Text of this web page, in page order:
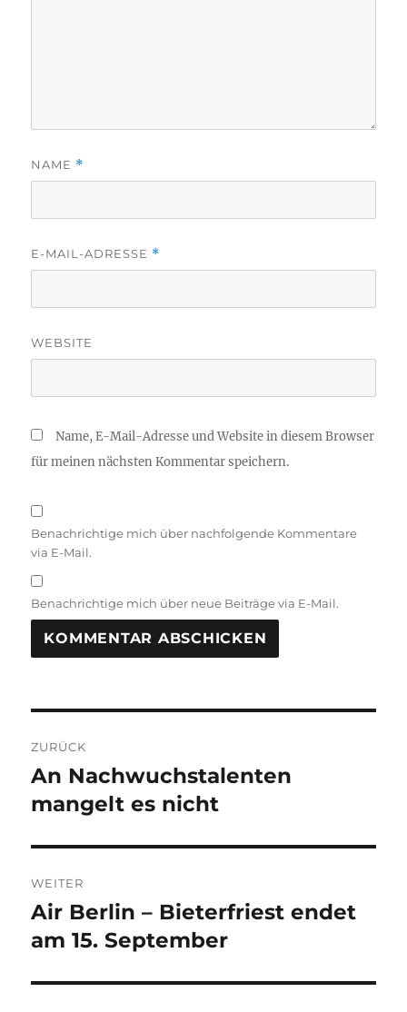
NAME *
E-MAIL-ADRESSE *
WEBSITE
Name, E-Mail-Adresse und Website in diesem Browser
für meinen nächsten Kommentar speichern.
Benachrichtige mich über nachfolgende Kommentare
via E-Mail.
Benachrichtige mich über neue Beiträge via E-Mail.
ZURÜCK
Vorheriger
Beitrag:
An Nachwuchstalenten
mangelt es nicht
WEITER
Nächster
Beitrag:
Air Berlin – Bieterfriest endet
am 15. September